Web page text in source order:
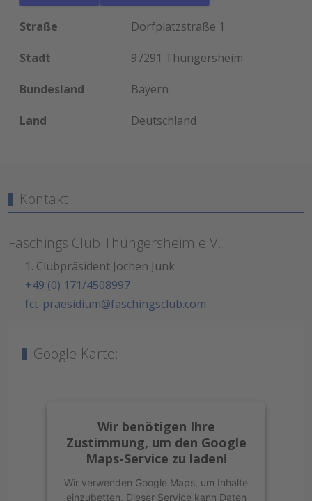
Straße Dorfplatzstraße 1
Stadt 97291 Thüngersheim
Bundesland Bayern
Land Deutschland
Kontakt:
Faschings Club Thüngersheim e.V.
1. Clubpräsident Jochen Junk
+49 (0) 171/4508997
fct-praesidium@faschingsclub.com
Google-Karte:
Wir benötigen Ihre
Zustimmung, um den Google
Maps-Service zu laden!
Wir verwenden Google Maps, um Inhalte
einzubetten. Dieser Service kann Daten